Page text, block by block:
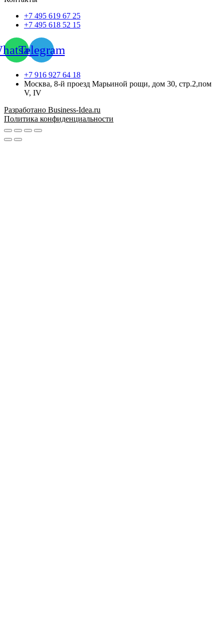
+7 495 619 67 25
+7 495 618 52 15
Telegram
+7 916 927 64 18
Москва, 8-й проезд Марьиной рощи, дом 30, стр.2,пом
V, IV
Разработано Business-Idea.ru
Политика конфиденциальности